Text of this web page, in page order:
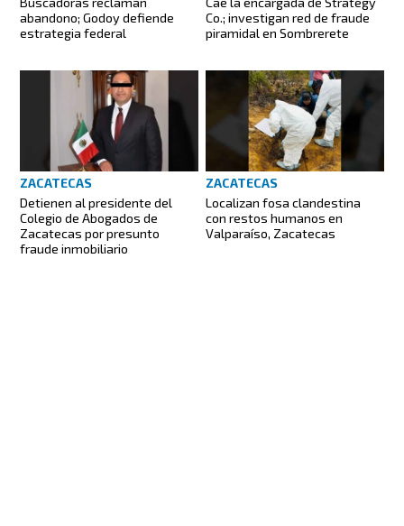
abandono; Godoy defiende
estrategia federal
Co.; investigan red de fraude
piramidal en Sombrerete
ZACATECAS
Detienen al presidente del
Colegio de Abogados de
Zacatecas por presunto
fraude inmobiliario
ZACATECAS
Localizan fosa clandestina
con restos humanos en
Valparaíso, Zacatecas